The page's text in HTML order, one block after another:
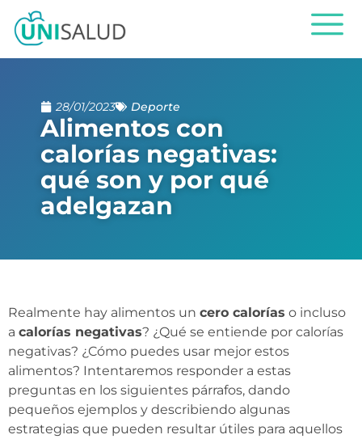
28/01/2023 Deporte
Alimentos con
calorías negativas:
qué son y por qué
adelgazan
Realmente hay alimentos un cero calorías o incluso
a calorías negativas? ¿Qué se entiende por calorías
negativas? ¿Cómo puedes usar mejor estos
alimentos? Intentaremos responder a estas
preguntas en los siguientes párrafos, dando
pequeños ejemplos y describiendo algunas
estrategias que pueden resultar útiles para aquellos